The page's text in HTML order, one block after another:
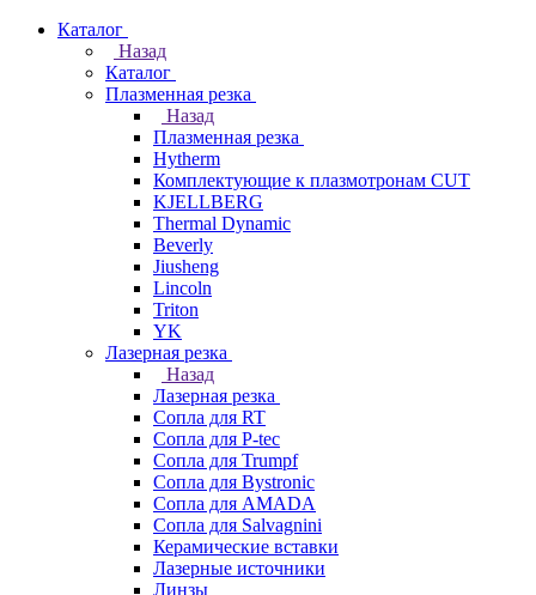
Каталог
Назад
Каталог
Плазменная резка
Назад
Плазменная резка
Hytherm
Комплектующие к плазмотронам CUT
KJELLBERG
Thermal Dynamic
Beverly
Jiusheng
Lincoln
Triton
YK
Лазерная резка
Назад
Лазерная резка
Сопла для RT
Сопла для P-tec
Сопла для Trumpf
Сопла для Bystronic
Сопла для AMADA
Сопла для Salvagnini
Керамические вставки
Лазерные источники
Линзы